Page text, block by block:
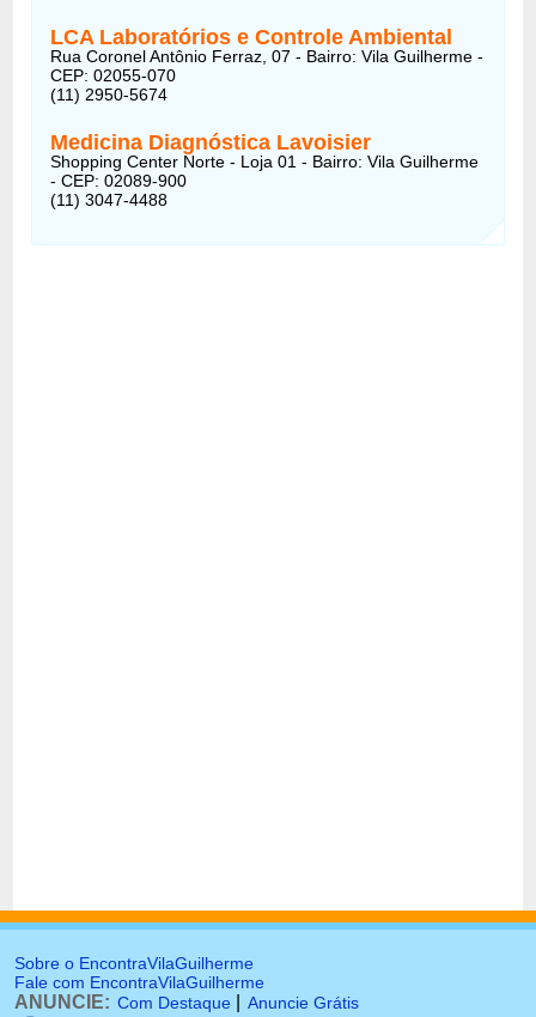
LCA Laboratórios e Controle Ambiental
Rua Coronel Antônio Ferraz, 07 - Bairro: Vila Guilherme -
CEP: 02055-070
(11) 2950-5674
Medicina Diagnóstica Lavoisier
Shopping Center Norte - Loja 01 - Bairro: Vila Guilherme
- CEP: 02089-900
(11) 3047-4488
Sobre o EncontraVilaGuilherme
Fale com EncontraVilaGuilherme
ANUNCIE: Com Destaque Anuncie Grátis